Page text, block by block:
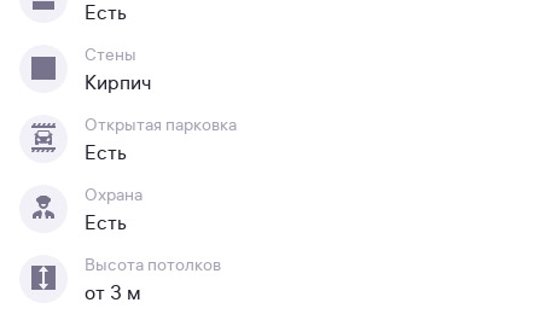
Есть
Стены
Кирпич
Открытая парковка
Есть
Охрана
Есть
Высота потолков
от 3 м